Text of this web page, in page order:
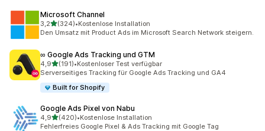
Microsoft Channel
3,2von 5 Sternen
(324)
324 Rezensionen insgesamt
•Kostenlose Installation
Den Umsatz mit Product Ads im Microsoft Search Network steigern.
∞ Google Ads Tracking und GTM
4,9von 5 Sternen
(191)
191 Rezensionen insgesamt
•Kostenloser Test verfügbar
Serverseitiges Tracking für Google Ads Tracking und GA4
Built for Shopify
Google Ads Pixel von Nabu
4,9von 5 Sternen
(420)
420 Rezensionen insgesamt
•Kostenlose Installation
Fehlerfreies Google Pixel & Ads Tracking mit Google Tag